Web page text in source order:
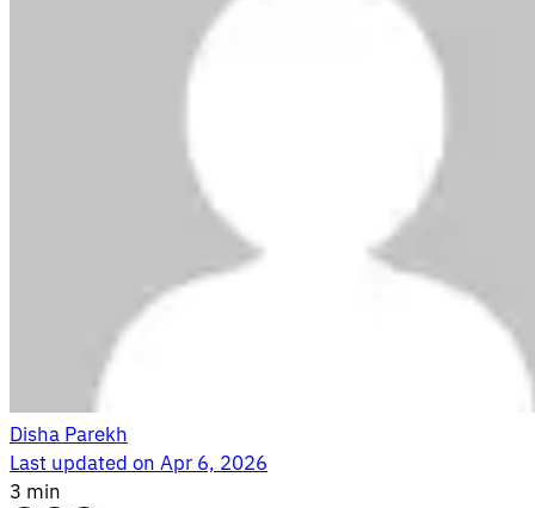
Disha Parekh
Last updated onApr 6, 2026
3 min